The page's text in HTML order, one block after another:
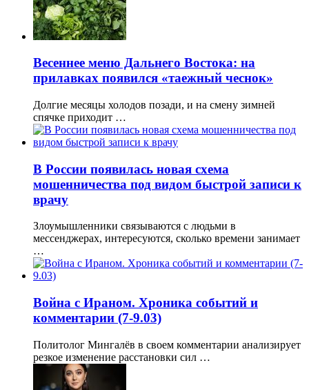
Весеннее меню Дальнего Востока: на
прилавках появился «таежный чеснок»
Долгие месяцы холодов позади, и на смену зимней
спячке приходит …
В России появилась новая схема
мошенничества под видом быстрой записи к
врачу
Злоумышленники связываются с людьми в
мессенджерах, интересуются, сколько времени занимает
…
Война с Ираном. Хроника событий и
комментарии (7-9.03)
Политолог Мингалёв в своем комментарии анализирует
резкое изменение расстановки сил …